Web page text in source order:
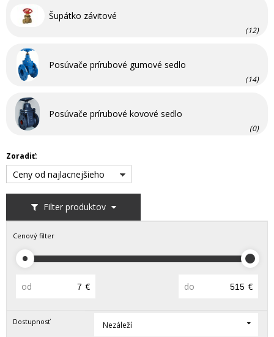
Šupátko závitové
(12)
Posúvače prírubové gumové sedlo
(14)
Posúvače prírubové kovové sedlo
(0)
Filter produktov
Zoradiť:
Ceny od najlacnejšieho
Cenový filter
od € do €
Dostupnosť Nezáleží